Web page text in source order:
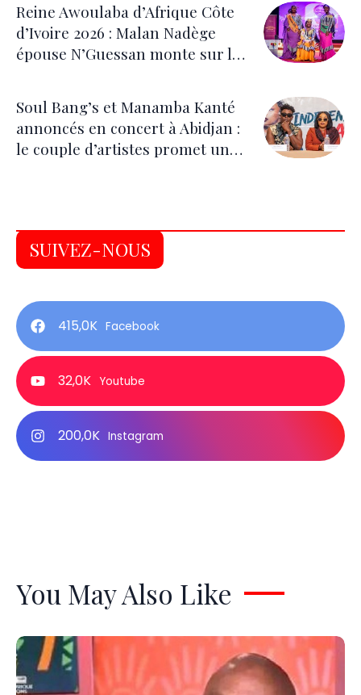
Reine Awoulaba d’Afrique Côte
d’Ivoire 2026 : Malan Nadège
épouse N’Guessan monte sur le
Soul Bang’s et Manamba Kanté
annoncés en concert à Abidjan :
le couple d’artistes promet une
SUIVEZ-NOUS
415,0K Facebook
32,0K Youtube
200,0K Instagram
You May Also Like